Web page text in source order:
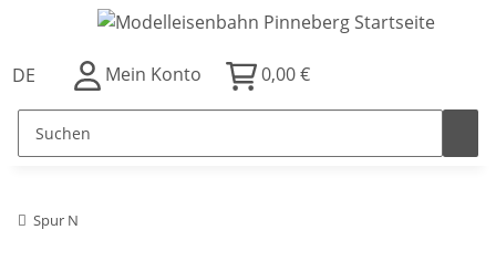
DE Mein Konto 0,00 €
Spur N